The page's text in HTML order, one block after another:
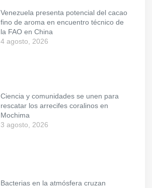
Venezuela presenta potencial del cacao
fino de aroma en encuentro técnico de
la FAO en China
4 agosto, 2026
Ciencia y comunidades se unen para
rescatar los arrecifes coralinos en
Mochima
3 agosto, 2026
Bacterias en la atmósfera cruzan